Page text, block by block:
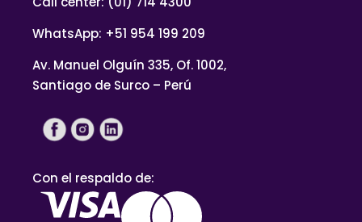
WhatsApp: +51 954 199 209
Av. Manuel Olguín 335, Of. 1002,
Santiago de Surco – Perú
Con el respaldo de: